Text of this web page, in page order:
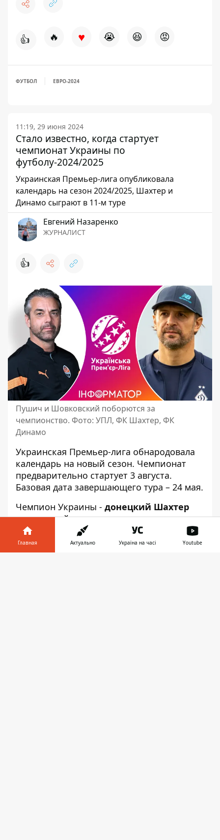
👍 🔥 ♥ 😭 😆 😡
ФУТБОЛ ЕВРО-2024
11:19, 29 июня 2024
Стало известно, когда стартует
чемпионат Украины по
футболу-2024/2025
Украинская Премьер-лига опубликовала
календарь на сезон 2024/2025, Шахтер и
Динамо сыграют в 11-м туре
Евгений Назаренко
ЖУРНАЛИСТ
👍
Пушич и Шовковский поборются за
чемпионство. Фото: УПЛ, ФК Шахтер, ФК
Динамо
Украинская Премьер-лига обнародовала
календарь на новый сезон. Чемпионат
предварительно стартует 3 августа.
Базовая дата завершающего тура – ​​24 мая.
Чемпион Украины - донецкий Шахтер
начнет свой путь в новом сезонематчем
против Ворсклы
. В то же время
Динамо
Киев
в первом туре
встретится с
Александрией
Главная Актуально Україна на часі Youtube